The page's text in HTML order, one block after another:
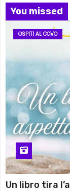
You missed
OSPITI AL COVO
Un libro tira